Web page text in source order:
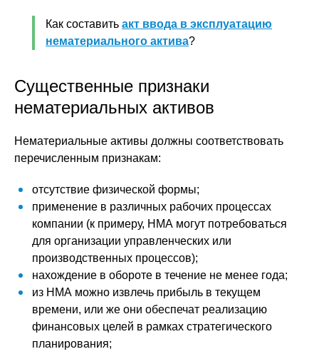
Как составить акт ввода в эксплуатацию
нематериального актива?
Существенные признаки
нематериальных активов
Нематериальные активы должны соответствовать
перечисленным признакам:
отсутствие физической формы;
применение в различных рабочих процессах
компании (к примеру, НМА могут потребоваться
для организации управленческих или
производственных процессов);
нахождение в обороте в течение не менее года;
из НМА можно извлечь прибыль в текущем
времени, или же они обеспечат реализацию
финансовых целей в рамках стратегического
планирования;